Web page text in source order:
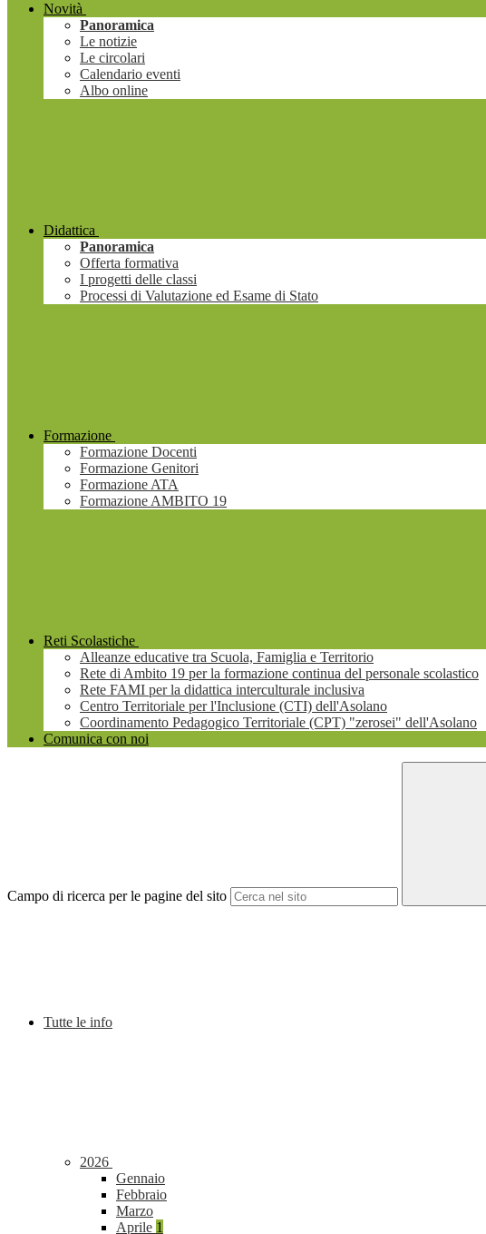
Novità
Panoramica
Le notizie
Le circolari
Calendario eventi
Albo online
Didattica
Panoramica
Offerta formativa
I progetti delle classi
Processi di Valutazione ed Esame di Stato
Formazione
Formazione Docenti
Formazione Genitori
Formazione ATA
Formazione AMBITO 19
Reti Scolastiche
Alleanze educative tra Scuola, Famiglia e Territorio
Rete di Ambito 19 per la formazione continua del personale scolastico
Rete FAMI per la didattica interculturale inclusiva
Centro Territoriale per l'Inclusione (CTI) dell'Asolano
Coordinamento Pedagogico Territoriale (CPT) "zerosei" dell'Asolano
Comunica con noi
Campo di ricerca per le pagine del sito
Tutte le info
2026
Gennaio
Febbraio
Marzo
Aprile 1